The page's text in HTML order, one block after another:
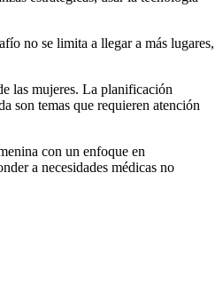
no se limita a llegar a más lugares,
las mujeres. La planificación
son temas que requieren atención
con un enfoque en
a necesidades médicas no